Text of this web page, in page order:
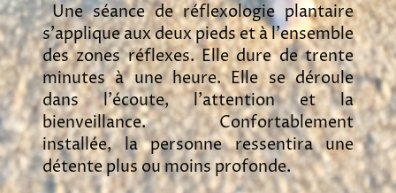
Une séance de réflexologie plantaire
s'applique aux deux pieds et à l'ensemble
des zones réflexes. Elle dure de trente
minutes à une heure. Elle se déroule
dans l'écoute, l'attention et la
bienveillance. Confortablement
installée, la personne ressentira une
détente plus ou moins profonde.